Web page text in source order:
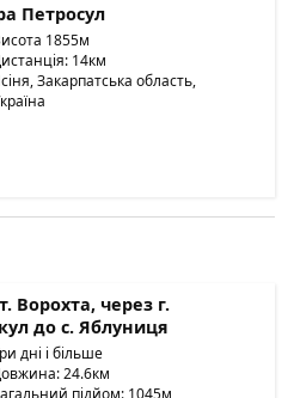
Петросул
1855м
14км
Закарпатська область,
Ворохта, через г.
до с. Яблуниця
дні і більше
24.6км
підйом: 1045м